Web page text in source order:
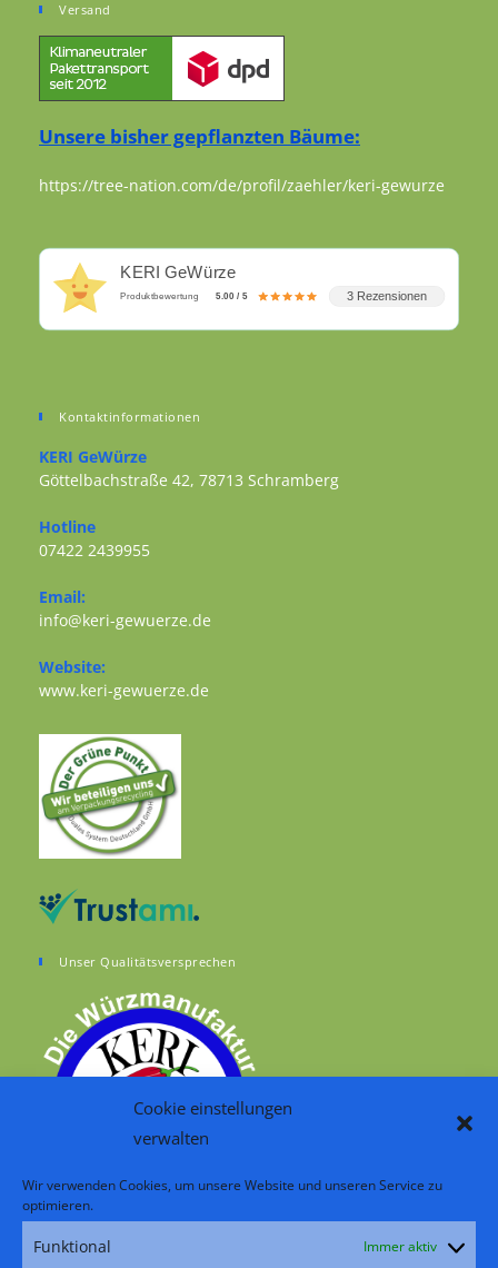
Cookie einstellungen
verwalten
Wir verwenden Cookies, um unsere Website und unseren Service zu
optimieren.
Funktional Immer aktiv
Versand
Unsere bisher gepflanzten Bäume:
https://tree-nation.com/de/profil/zaehler/keri-gewurze
KERI GeWürze
Produktbewertung 5.00 / 5 3 Rezensionen
Kontaktinformationen
KERI GeWürze
Göttelbachstraße 42, 78713 Schramberg
Hotline
07422 2439955
Email:
info@keri-gewuerze.de
Website:
www.keri-gewuerze.de
Unser Qualitätsversprechen